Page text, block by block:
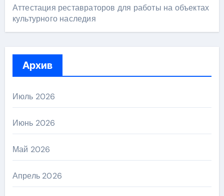
Аттестация реставраторов для работы на объектах
культурного наследия
Архив
Июль 2026
Июнь 2026
Май 2026
Апрель 2026